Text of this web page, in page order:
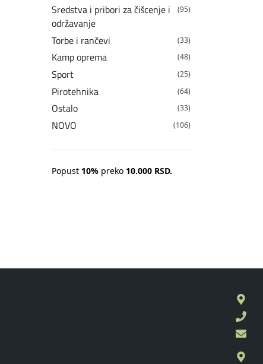
Sredstva i pribori za čišcenje i
održavanje
(95)
Torbe i rančevi (33)
Kamp oprema (48)
Sport (25)
Pirotehnika (64)
Ostalo (33)
NOVO (106)
Popust 10% preko 10.000 RSD.